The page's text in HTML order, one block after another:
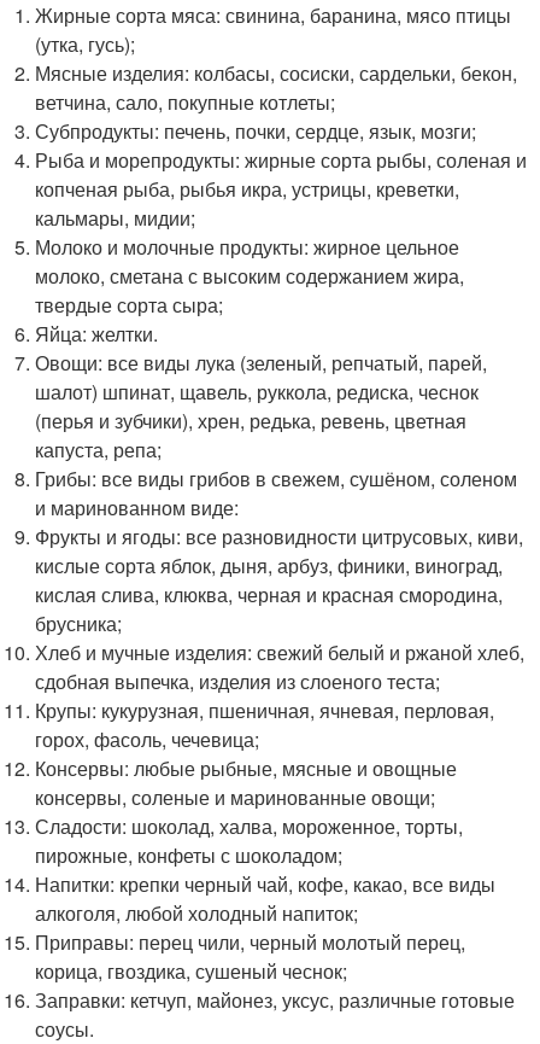
Жирные сорта мяса: свинина, баранина, мясо птицы
(утка, гусь);
Мясные изделия: колбасы, сосиски, сардельки, бекон,
ветчина, сало, покупные котлеты;
Субпродукты: печень, почки, сердце, язык, мозги;
Рыба и морепродукты: жирные сорта рыбы, соленая и
копченая рыба, рыбья икра, устрицы, креветки,
кальмары, мидии;
Молоко и молочные продукты: жирное цельное
молоко, сметана с высоким содержанием жира,
твердые сорта сыра;
Яйца: желтки.
Овощи: все виды лука (зеленый, репчатый, парей,
шалот) шпинат, щавель, руккола, редиска, чеснок
(перья и зубчики), хрен, редька, ревень, цветная
капуста, репа;
Грибы: все виды грибов в свежем, сушёном, соленом
и маринованном виде:
Фрукты и ягоды: все разновидности цитрусовых, киви,
кислые сорта яблок, дыня, арбуз, финики, виноград,
кислая слива, клюква, черная и красная смородина,
брусника;
Хлеб и мучные изделия: свежий белый и ржаной хлеб,
сдобная выпечка, изделия из слоеного теста;
Крупы: кукурузная, пшеничная, ячневая, перловая,
горох, фасоль, чечевица;
Консервы: любые рыбные, мясные и овощные
консервы, соленые и маринованные овощи;
Сладости: шоколад, халва, мороженное, торты,
пирожные, конфеты с шоколадом;
Напитки: крепки черный чай, кофе, какао, все виды
алкоголя, любой холодный напиток;
Приправы: перец чили, черный молотый перец,
корица, гвоздика, сушеный чеснок;
Заправки: кетчуп, майонез, уксус, различные готовые
соусы.